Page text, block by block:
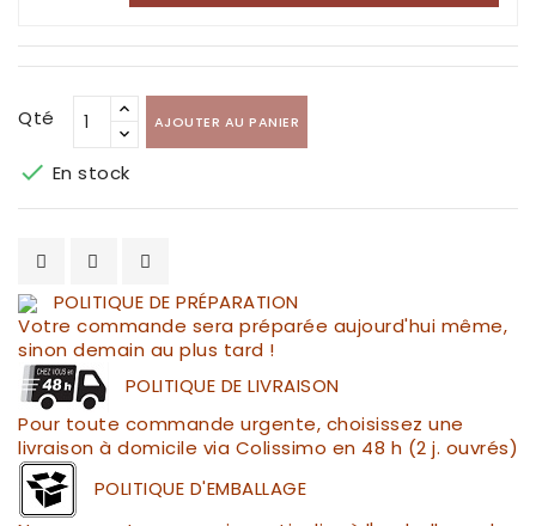
Qté AJOUTER AU PANIER
 En stock
POLITIQUE DE PRÉPARATION
Votre commande sera préparée aujourd'hui même,
sinon demain au plus tard !
POLITIQUE DE LIVRAISON
Pour toute commande urgente, choisissez une
livraison à domicile via Colissimo en 48 h (2 j. ouvrés)
POLITIQUE D'EMBALLAGE